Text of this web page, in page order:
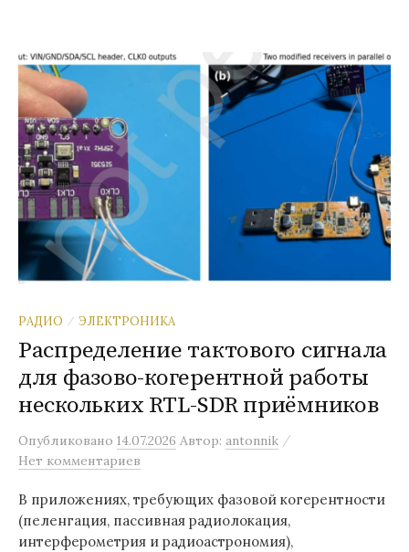
РАДИО / ЭЛЕКТРОНИКА
Распределение тактового сигнала
для фазово-когерентной работы
нескольких RTL-SDR приёмников
Опубликовано 14.07.2026 Автор: antonnik /
Нет комментариев
В приложениях, требующих фазовой когерентности
(пеленгация, пассивная радиолокация,
интерферометрия и радиоастрономия),